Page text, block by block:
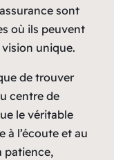
sont
où ils peuvent
unique.
de trouver
centre de
le véritable
à l’écoute et au
patience,